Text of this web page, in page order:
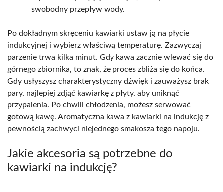
swobodny przepływ wody.
Po dokładnym skręceniu kawiarki ustaw ją na płycie
indukcyjnej i wybierz właściwą temperaturę. Zazwyczaj
parzenie trwa kilka minut. Gdy kawa zacznie wlewać się do
górnego zbiornika, to znak, że proces zbliża się do końca.
Gdy usłyszysz charakterystyczny dźwięk i zauważysz brak
pary, najlepiej zdjąć kawiarkę z płyty, aby uniknąć
przypalenia. Po chwili chłodzenia, możesz serwować
gotową kawę. Aromatyczna kawa z kawiarki na indukcję z
pewnością zachwyci niejednego smakosza tego napoju.
Jakie akcesoria są potrzebne do
kawiarki na indukcję?